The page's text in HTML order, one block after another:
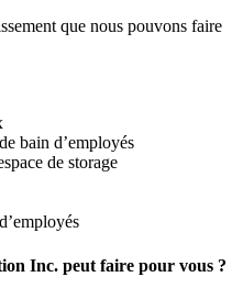
que nous pouvons faire
bain d’employés
de storage
Inc. peut faire pour vous ?